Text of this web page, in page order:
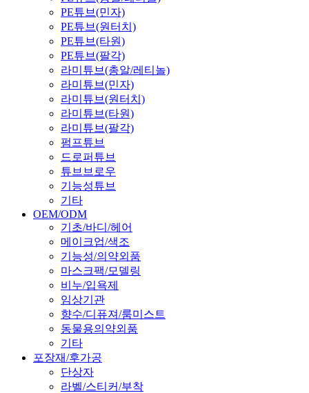
PE튜브(민자)
PE튜브(원터치)
PE튜브(타원)
PE튜브(팔각)
라미튜브(총알/레티놀)
라미튜브(민자)
라미튜브(원터치)
라미튜브(타원)
라미튜브(팔각)
펌프튜브
드로퍼튜브
튜브브로우
기능성튜브
기타
OEM/ODM
기초/바디/헤어
메이크업/색조
기능성/의약외품
마스크팩/모델링
비누/입욕제
임상기관
향수/디퓨져/룸미스트
동물용의약외품
기타
포장재/후가공
단상자
라벨/스티커/부착